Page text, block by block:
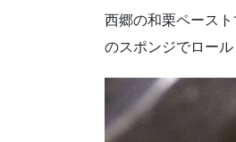
西郷の和栗ペース
のスポンジでロール